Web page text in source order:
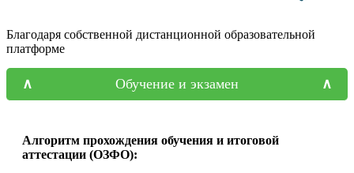
Благодаря собственной дистанционной образовательной
платформе
Обучение и экзамен
Алгоритм прохождения обучения и итоговой
аттестации (ОЗФО):